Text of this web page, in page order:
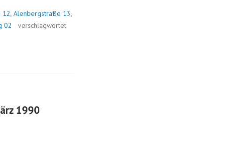
12, Alenbergstraße 13,
02
verschlagwortet
1990